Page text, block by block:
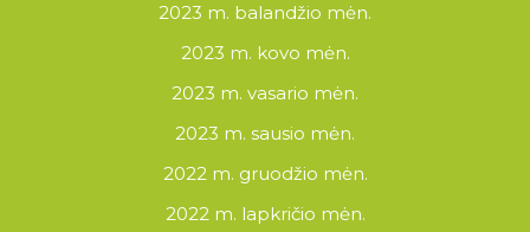
2023 m. balandžio mėn.
2023 m. kovo mėn.
2023 m. vasario mėn.
2023 m. sausio mėn.
2022 m. gruodžio mėn.
2022 m. lapkričio mėn.